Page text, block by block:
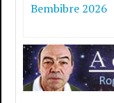
Bembibre 2026